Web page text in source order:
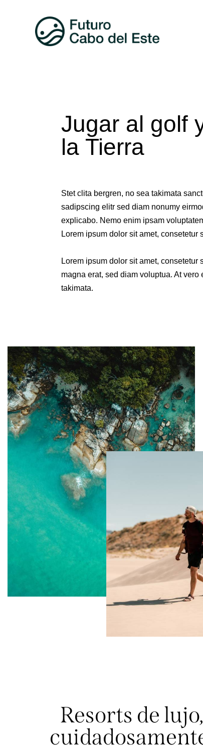
Jugar al golf
la Tierra
Stet clita bergren, no sea takimata
sadipscing elitr sed diam nonumy
explicabo. Nemo enim ipsam
Lorem ipsum dolor sit amet,
Lorem ipsum dolor sit amet,
magna erat, sed diam voluptua. At
takimata.
Resorts de